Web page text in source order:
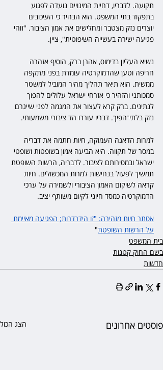
תקועה. לדבריו, דחיית המינויים נועדה לפגוע
בתפקוד בתי המשפט. הוא הבהיר כי העיכובים
יוצרים נזק מצטבר ומחלישים את אמון הציבור. "זוהי
פגיעה ישירה בעשייה השיפוטית", ציין.
נשיא העליון בדימוס, אהרן ברק, הוסיף אזהרה
חריפה וטען שהדמוקרטיה עומדת בפני מתקפה
ממשית. הוא תיאר תהליך מהיר המוביל למשטר
סמכותני והזהיר כי אזרחי ישראל עלולים להפוך
לנתינים. ברק קרא לעצור את המגמה לפני שייגרם
נזק בלתי־הפיך. דבריו עוררו הד ציבורי משמעותי.
למרות הדאגה העמוקה, חיות חתמה את דבריה
במסר של תקווה. היא הביעה אמון בשופטות ושופטי
ישראל ובמסירותם לציבור. לדבריה, הרשות השופטת
תמשיך לפעול בנחישות למרות המכשולים. חיות
קראה לשיקום האמון הציבורי ולשמירה על ערכי
הדמוקרטיה כמסד חיוני לקיום משותף יציב.
אסתר חיות מזהירה: "זו הידרדרות; הפגיעה מאיימת
על הרשות השופטת"
בית המשפט
בשם החוק קטנות
חדשות
פוסטים אחרונים הצג הכול